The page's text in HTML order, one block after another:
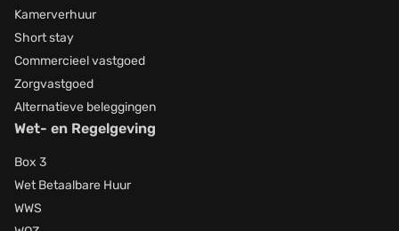
Kamerverhuur
Short stay
Commercieel vastgoed
Zorgvastgoed
Alternatieve beleggingen
Wet- en Regelgeving
Box 3
Wet Betaalbare Huur
WWS